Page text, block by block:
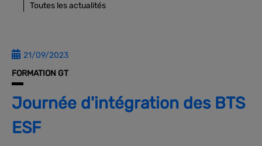
Toutes les actualités
21/09/2023
FORMATION GT
Journée d'intégration des BTS
ESF